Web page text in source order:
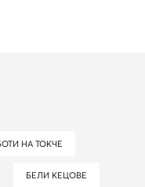
БОТИ НА ТОКЧЕ
БЕЛИ КЕЦОВЕ